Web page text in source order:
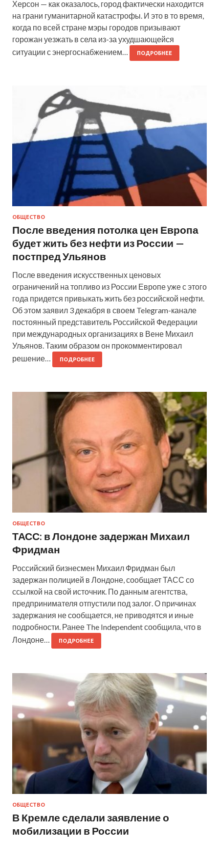
Херсон — как оказалось, город фактически находится
на грани гуманитарной катастрофы. И это в то время,
когда по всей стране мэры городов призывают
горожан уезжать в села из-за ухудшающейся
ситуации с энергоснабжением…
ПОДРОБНЕЕ
ОБЩЕСТВО
После введения потолка цен Европа
будет жить без нефти из России —
постпред Ульянов
После введения искусственных ценовых
ограничений на топливо из России Европе уже с этого
года придется привыкать жить без российской нефти.
Об этом заявил 3 декабря в своем Telegram-канале
постоянный представитель Российской Федерации
при международных организациях в Вене Михаил
Ульянов. Таким образом он прокомментировал
решение…
ПОДРОБНЕЕ
ОБЩЕСТВО
ТАСС: в Лондоне задержан Михаил
Фридман
Российский бизнесмен Михаил Фридман был
задержан полицией в Лондоне, сообщает ТАСС со
ссылкой на свой источник. По данным агентства,
предпринимателя отпустили под залог. О причинах
задержания не сообщается, не приводятся и иные
подробности. Ранее The Independent сообщила, что в
Лондоне…
ПОДРОБНЕЕ
ОБЩЕСТВО
В Кремле сделали заявление о
мобилизации в России